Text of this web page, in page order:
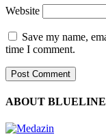
Website
Save my name,
time I comment.
ABOUT